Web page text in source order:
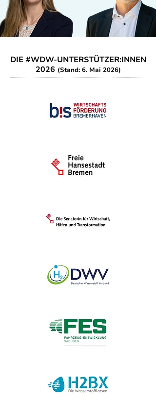
DIE #WDW-UNTERSTÜTZER:INNEN
2026 (Stand: 6. Mai 2026)